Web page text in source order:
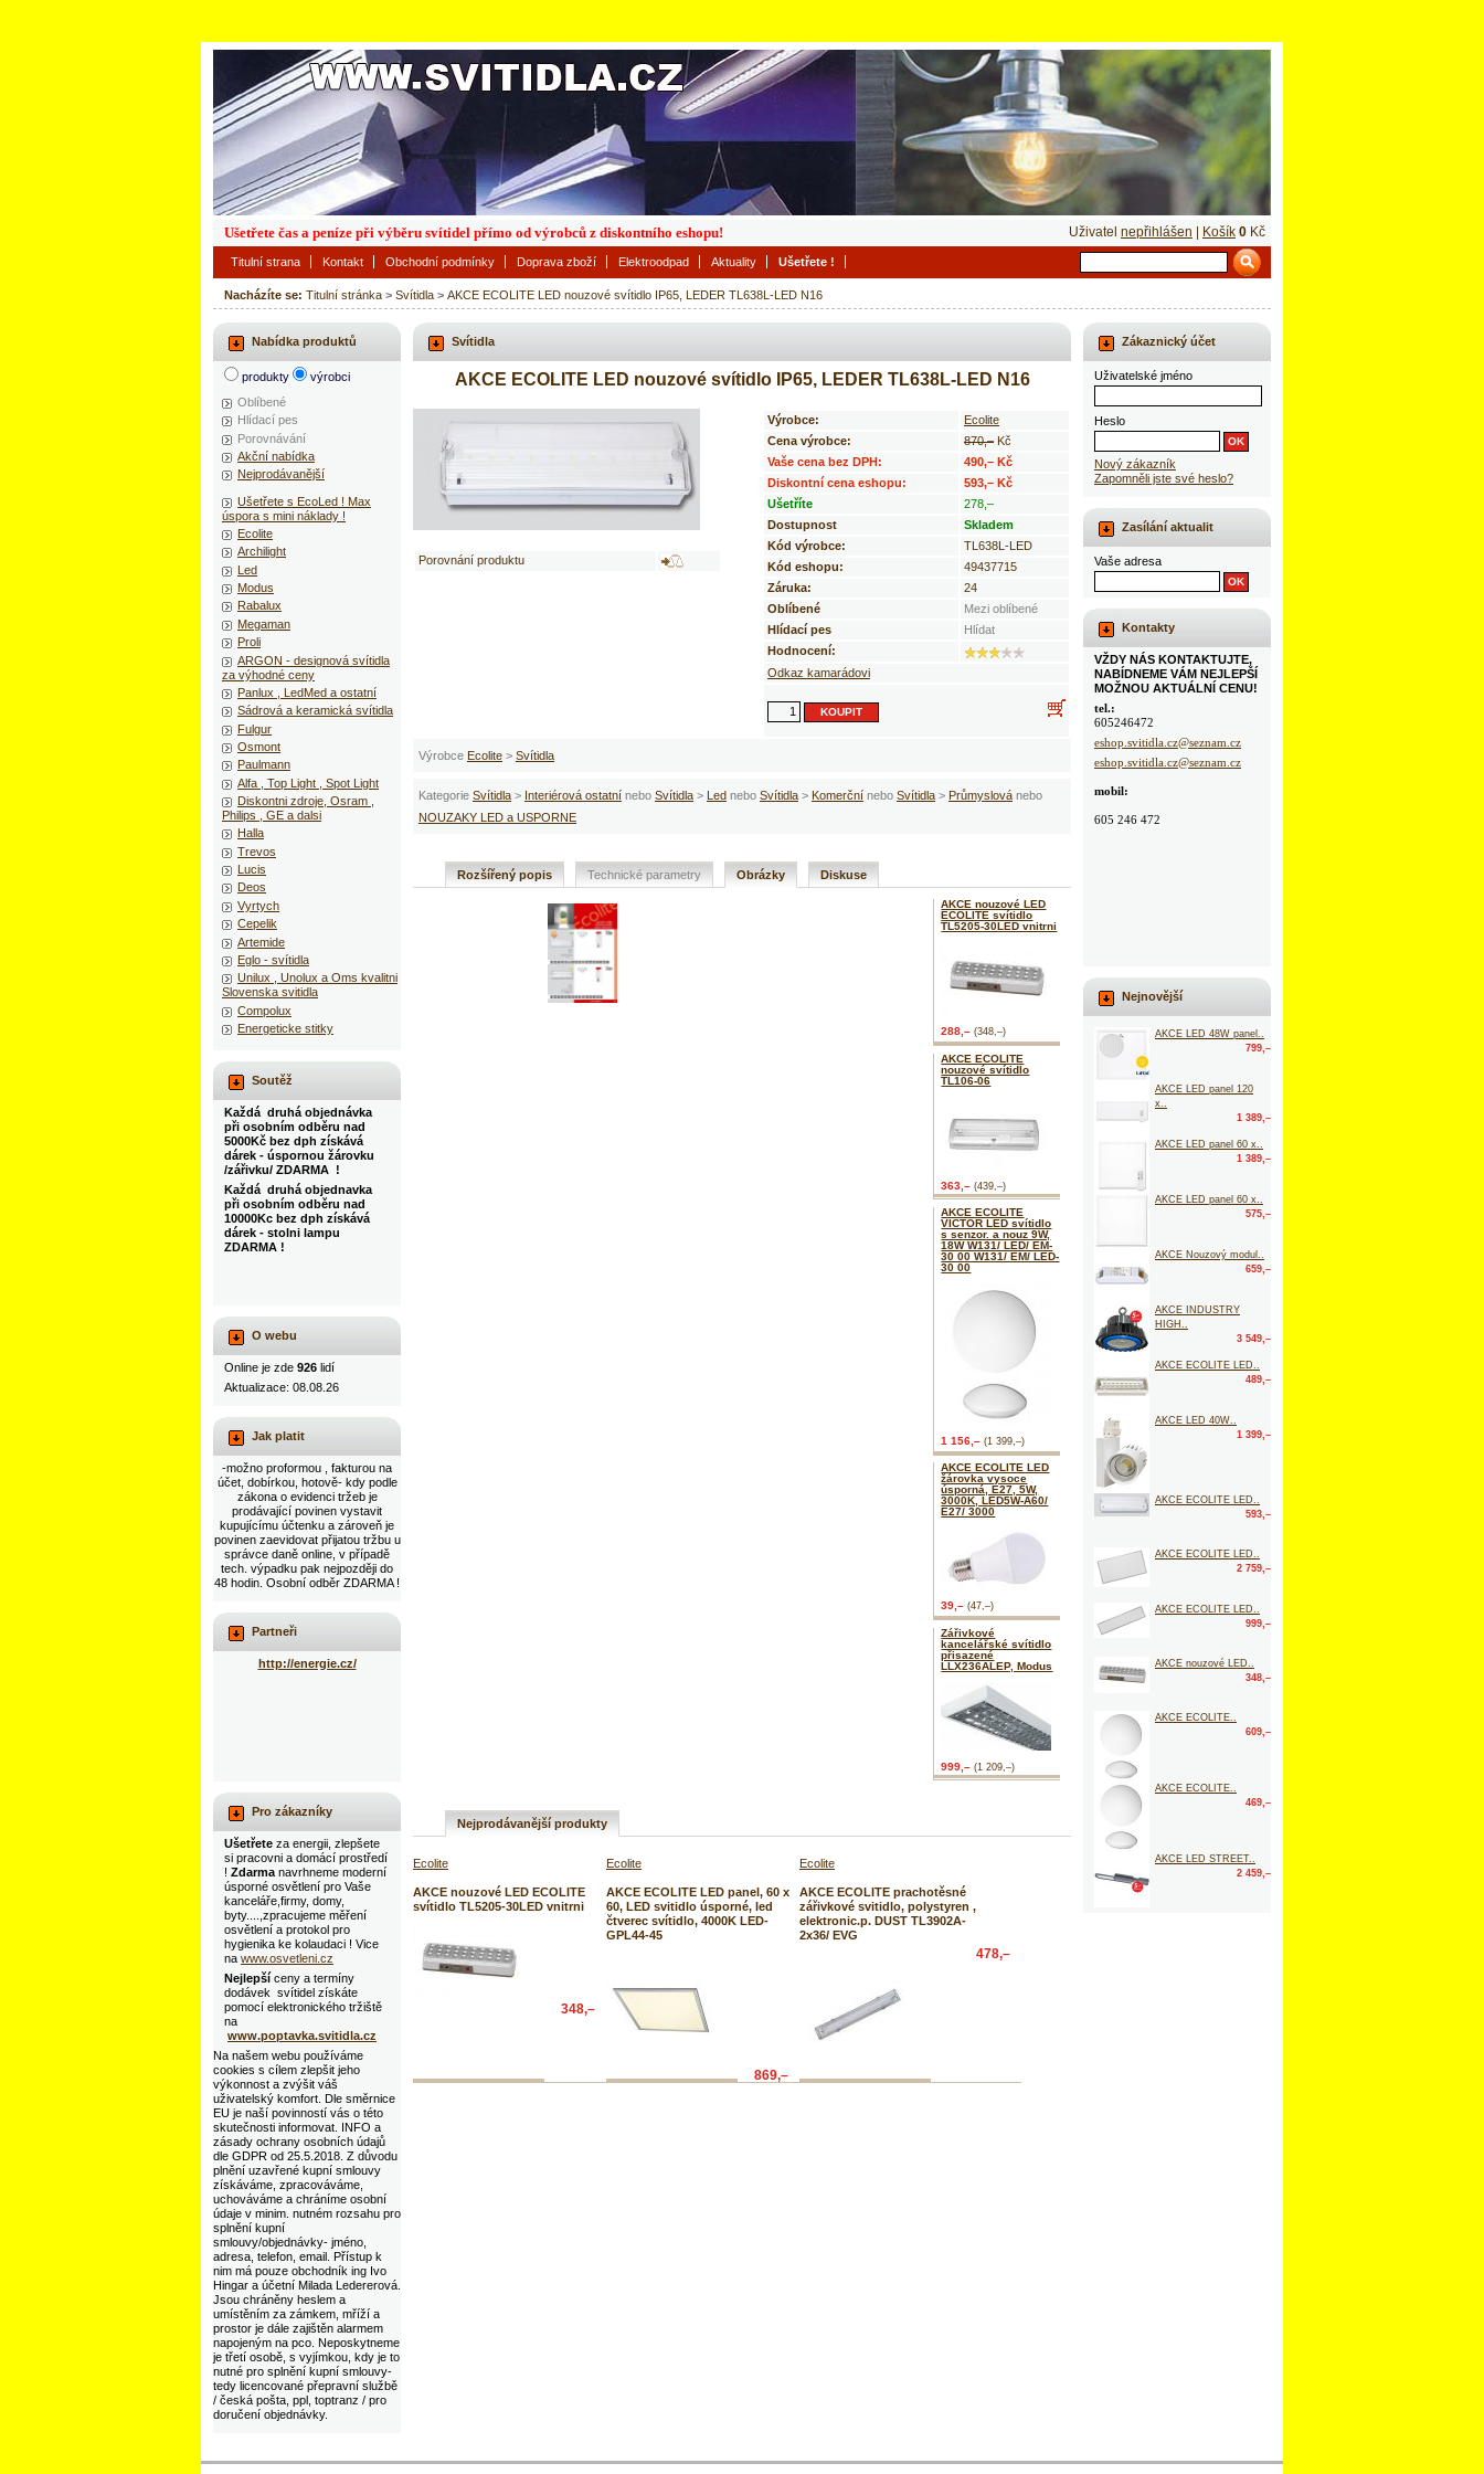
Nacházíte se: Titulní stránka > Svítidla > AKCE ECOLITE LED nouzové svítidlo IP65, LEDER TL638L-LED N16
Svítidla
AKCE ECOLITE LED nouzové svítidlo IP65, LEDER TL638L-LED N16
Výrobce:
Ecolite
Cena výrobce:
870,– Kč
Vaše cena bez DPH:
490,– Kč
Diskontní cena eshopu:
593,– Kč
Ušetříte
278,–
Dostupnost
Skladem
Kód výrobce:
TL638L-LED
Kód eshopu:
49437715
Záruka:
24
Oblíbené
Mezi oblíbené
Hlídací pes
Hlídat
Hodnocení:
Odkaz kamarádovi
Porovnání produktu
Výrobce Ecolite > Svítidla
Kategorie Svítidla > Interiérová ostatní nebo Svítidla > Led nebo Svítidla > Komerční nebo Svítidla > Průmyslová nebo
NOUZAKY LED a USPORNE
Rozšířený popis Technické parametry Obrázky Diskuse
AKCE nouzové LED
ECOLITE svítidlo
TL5205-30LED vnitrni
288,– (348,–)
AKCE ECOLITE
nouzové svítidlo
TL106-06
363,– (439,–)
AKCE ECOLITE
VICTOR LED svítidlo
s senzor. a nouz 9W,
18W W131/ LED/ EM-
30 00 W131/ EM/ LED-
30 00
1 156,– (1 399,–)
AKCE ECOLITE LED
žárovka vysoce
úsporná, E27, 5W,
3000K, LED5W-A60/
E27/ 3000
39,– (47,–)
Zářivkové
kancelářské svítidlo
přisazené
LLX236ALEP, Modus
999,– (1 209,–)
Nejprodávanější produkty
Ecolite
AKCE nouzové LED ECOLITE
svítidlo TL5205-30LED vnitrni
348,–
Ecolite
AKCE ECOLITE LED panel, 60 x
60, LED svitidlo úsporné, led
čtverec svítidlo, 4000K LED-
GPL44-45
869,–
Ecolite
AKCE ECOLITE prachotěsné
zářivkové svitidlo, polystyren ,
elektronic.p. DUST TL3902A-
2x36/ EVG
478,–
Zákaznický účet
Uživatelské jméno
Heslo
Nový zákazník
Zapomněli jste své heslo?
Zasílání aktualit
Vaše adresa
Kontakty
VŽDY NÁS KONTAKTUJTE,
NABÍDNEME VÁM NEJLEPŠÍ
MOŽNOU AKTUÁLNÍ CENU!
tel.:
605246472
eshop.svitidla.cz@seznam.cz
eshop.svitidla.cz@seznam.cz
mobil:
605 246 472
Nejnovější
AKCE LED 48W panel..
799,–
AKCE LED panel 120
x..
1 389,–
AKCE LED panel 60 x..
1 389,–
AKCE LED panel 60 x..
575,–
AKCE Nouzový modul..
659,–
AKCE INDUSTRY
HIGH..
3 549,–
AKCE ECOLITE LED..
489,–
AKCE LED 40W..
1 399,–
AKCE ECOLITE LED..
593,–
AKCE ECOLITE LED..
2 759,–
AKCE ECOLITE LED..
999,–
AKCE nouzové LED..
348,–
AKCE ECOLITE..
609,–
AKCE ECOLITE..
469,–
AKCE LED STREET..
2 459,–
Nabídka produktů
produkty
výrobci
Oblíbené
Hlídací pes
Porovnávání
Akční nabídka
Nejprodávanější
Ušetřete s EcoLed ! Max
úspora s mini náklady !
Ecolite
Archilight
Led
Modus
Rabalux
Megaman
Proli
ARGON - designová svítidla
za výhodné ceny
Panlux , LedMed a ostatní
Sádrová a keramická svítidla
Fulgur
Osmont
Paulmann
Alfa , Top Light , Spot Light
Diskontni zdroje, Osram ,
Philips , GE a dalsi
Halla
Trevos
Lucis
Deos
Vyrtych
Cepelik
Artemide
Eglo - svítidla
Unilux , Unolux a Oms kvalitni
Slovenska svitidla
Compolux
Energeticke stitky
Soutěž
Každá druhá objednávka
při osobním odběru nad
5000Kč bez dph získává
dárek - úspornou žárovku
/zářivku/ ZDARMA !
Každá druhá objednavka
při osobním odběru nad
10000Kc bez dph získává
dárek - stolni lampu
ZDARMA !
O webu
Online je zde 926 lidí
Aktualizace: 08.08.26
Jak platit
-možno proformou , fakturou na
účet, dobírkou, hotově- kdy podle
zákona o evidenci tržeb je
prodávající povinen vystavit
kupujícímu účtenku a zároveň je
povinen zaevidovat přijatou tržbu u
správce daně online, v případě
tech. výpadku pak nejpozději do
48 hodin. Osobní odběr ZDARMA !
Partneři
http://energie.cz/
Pro zákazníky
Ušetřete za energii, zlepšete
si pracovni a domácí prostředí
! Zdarma navrhneme moderní
úsporné osvětlení pro Vaše
kanceláře,firmy, domy,
byty....,zpracujeme měření
osvětlení a protokol pro
hygienika ke kolaudaci ! Vice
na www.osvetleni.cz
Nejlepší ceny a termíny
dodávek svítidel získáte
pomocí elektronického tržiště
na
www.poptavka.svitidla.cz
Na našem webu používáme
cookies s cílem zlepšit jeho
výkonnost a zvýšit váš
uživatelský komfort. Dle směrnice
EU je naší povinností vás o této
skutečnosti informovat. INFO a
zásady ochrany osobních údajů
dle GDPR od 25.5.2018. Z důvodu
plnění uzavřené kupní smlouvy
získáváme, zpracováváme,
uchováváme a chráníme osobní
údaje v minim. nutném rozsahu pro
splnění kupní
smlouvy/objednávky- jméno,
adresa, telefon, email. Přístup k
nim má pouze obchodník ing Ivo
Hingar a účetní Milada Ledererová.
Jsou chráněny heslem a
umístěním za zámkem, mříží a
prostor je dále zajištěn alarmem
napojeným na pco. Neposkytneme
je třetí osobě, s vyjímkou, kdy je to
nutné pro splnění kupní smlouvy-
tedy licencované přepravní službě
/ česká pošta, ppl, toptranz / pro
doručení objednávky.
Titulní strana Kontakt Obchodní podmínky Doprava zboží Elektroodpad Aktuality Ušetřete !
Ušetřete čas a peníze při výběru svítidel přímo od výrobců z diskontního eshopu! Uživatel nepřihlášen Košík 0 Kč